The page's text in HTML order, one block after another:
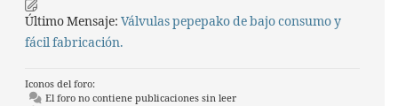
Último Mensaje: Válvulas pepepako de bajo consumo y
fácil fabricación.
Iconos del foro:
El foro no contiene publicaciones sin leer